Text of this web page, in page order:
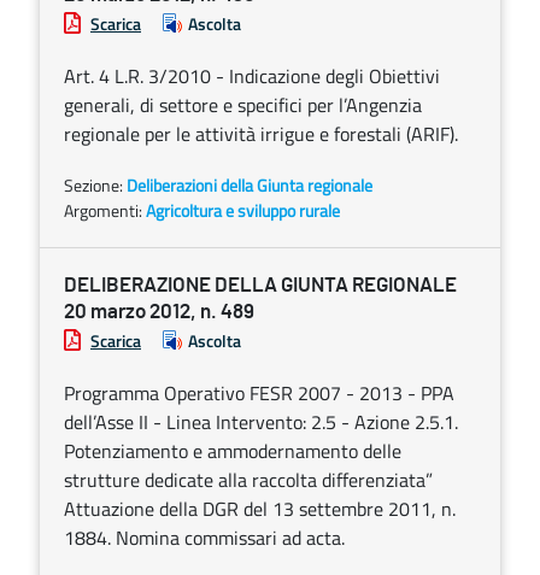
Scarica Ascolta
Art. 4 L.R. 3/2010 - Indicazione degli Obiettivi
generali, di settore e specifici per l’Angenzia
regionale per le attività irrigue e forestali (ARIF).
Sezione: Deliberazioni della Giunta regionale
Argomenti:Agricoltura e sviluppo rurale
DELIBERAZIONE DELLA GIUNTA REGIONALE
20 marzo 2012, n. 489
Scarica Ascolta
Programma Operativo FESR 2007 - 2013 - PPA
dell’Asse II - Linea Intervento: 2.5 - Azione 2.5.1.
Potenziamento e ammodernamento delle
strutture dedicate alla raccolta differenziata”
Attuazione della DGR del 13 settembre 2011, n.
1884. Nomina commissari ad acta.